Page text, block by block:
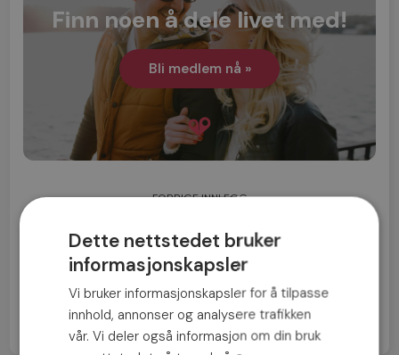
Finn noen å dele livet med!
Bli medlem nå »
FORRIGE INNLEGG
NESTE INNLEGG
8 av 10 single vil date på Valentinsdagen
Dette nettstedet bruker
informasjonskapsler
Vi bruker informasjonskapsler for å tilpasse
innhold, annonser og analysere trafikken
vår. Vi deler også informasjon om din bruk